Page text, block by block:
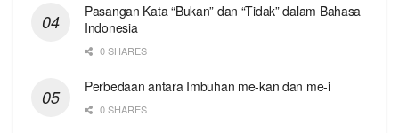
Pasangan Kata “Bukan” dan “Tidak” dalam Bahasa
Indonesia
0 SHARES
Perbedaan antara Imbuhan me-kan dan me-i
0 SHARES